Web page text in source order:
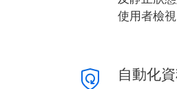
使用者檢
自動化